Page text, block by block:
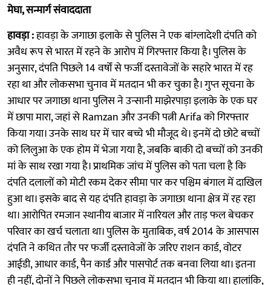
मेघा, सन्मार्ग संवाददाता
हावड़ा :हावड़ा के जगाछा इलाके से पुलिस ने एक बांग्लादेशी दंपति को
अवैध रूप से भारत में रहने के आरोप में गिरफ्तार किया है। पुलिस के
अनुसार, दंपति पिछले 14 वर्षों से फर्जी दस्तावेजों के सहारे भारत में रह
रहा था और लोकसभा चुनाव में मतदान भी कर चुका है। गुप्त सूचना के
आधार पर जगाछा थाना पुलिस ने उन्सानी माझेरपाड़ा इलाके के एक घर
में छापा मारा, जहां से Ramzan और उनकी पत्नी Arifa को गिरफ्तार
किया गया। उनके साथ घर में चार बच्चे भी मौजूद थे। इनमें दो छोटे बच्चों
को लिलुआ के एक होम में भेजा गया है, जबकि बाकी दो बच्चों को उनकी
मां के साथ रखा गया है। प्राथमिक जांच में पुलिस को पता चला है कि
दंपति दलालों को मोटी रकम देकर सीमा पार कर पश्चिम बंगाल में दाखिल
हुआ था। इसके बाद से यह दंपति हावड़ा के जगाछा थाना क्षेत्र में रह रहा
था। आरोपित रमजान स्थानीय बाजार में नारियल और ताड़ फल बेचकर
परिवार का खर्च चलाता था। पुलिस के मुताबिक, वर्ष 2014 के आसपास
दंपति ने कथित तौर पर फर्जी दस्तावेजों के जरिए राशन कार्ड, वोटर
आईडी, आधार कार्ड, पैन कार्ड और पासपोर्ट तक बनवा लिया था। इतना
ही नहीं, दोनों ने पिछले लोकसभा चुनाव में मतदान भी किया था। हालांकि,